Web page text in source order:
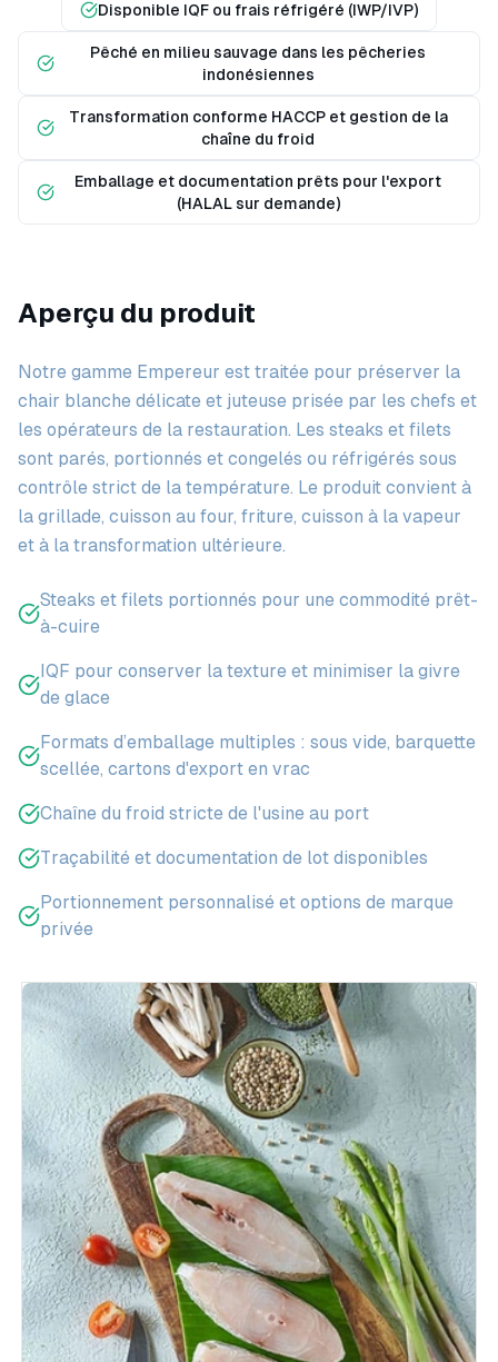
Disponible IQF ou frais réfrigéré (IWP/IVP)
Pêché en milieu sauvage dans les pêcheries
indonésiennes
Transformation conforme HACCP et gestion de la
chaîne du froid
Emballage et documentation prêts pour l'export
(HALAL sur demande)
Aperçu du produit
Notre gamme Empereur est traitée pour préserver la
chair blanche délicate et juteuse prisée par les chefs et
les opérateurs de la restauration. Les steaks et filets
sont parés, portionnés et congelés ou réfrigérés sous
contrôle strict de la température. Le produit convient à
la grillade, cuisson au four, friture, cuisson à la vapeur
et à la transformation ultérieure.
Steaks et filets portionnés pour une commodité prêt-
à-cuire
IQF pour conserver la texture et minimiser la givre
de glace
Formats d’emballage multiples : sous vide, barquette
scellée, cartons d'export en vrac
Chaîne du froid stricte de l'usine au port
Traçabilité et documentation de lot disponibles
Portionnement personnalisé et options de marque
privée